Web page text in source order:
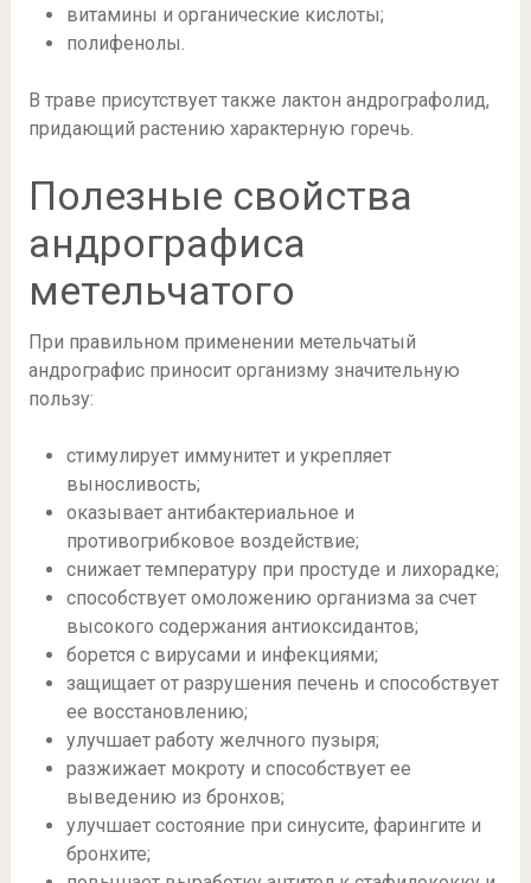
витамины и органические кислоты;
полифенолы.
В траве присутствует также лактон андрографолид,
придающий растению характерную горечь.
Полезные свойства
андрографиса
метельчатого
При правильном применении метельчатый
андрографис приносит организму значительную
пользу:
стимулирует иммунитет и укрепляет
выносливость;
оказывает антибактериальное и
противогрибковое воздействие;
снижает температуру при простуде и лихорадке;
способствует омоложению организма за счет
высокого содержания антиоксидантов;
борется с вирусами и инфекциями;
защищает от разрушения печень и способствует
ее восстановлению;
улучшает работу желчного пузыря;
разжижает мокроту и способствует ее
выведению из бронхов;
улучшает состояние при синусите, фарингите и
бронхите;